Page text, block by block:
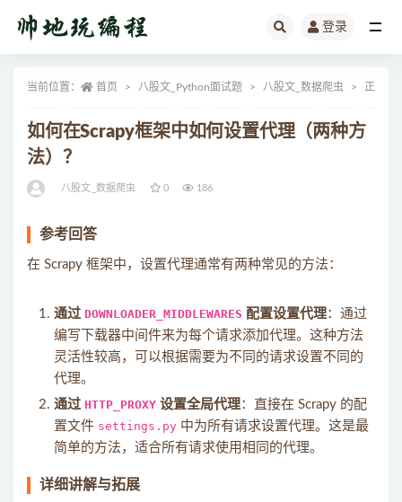
登录
当前位置： 首页 八股文_Python面试题 八股文_数据爬虫 正文
如何在Scrapy框架中如何设置代理（两种方
法）？
八股文_数据爬虫 0 186
参考回答
在 Scrapy 框架中，设置代理通常有两种常见的方法：
通过 DOWNLOADER_MIDDLEWARES 配置设置代理：通过
编写下载器中间件来为每个请求添加代理。这种方法
灵活性较高，可以根据需要为不同的请求设置不同的
代理。
通过 HTTP_PROXY 设置全局代理：直接在 Scrapy 的配
置文件 settings.py 中为所有请求设置代理。这是最
简单的方法，适合所有请求使用相同的代理。
详细讲解与拓展